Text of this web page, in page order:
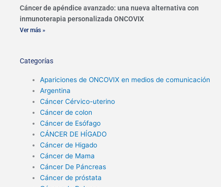
Cáncer de apéndice avanzado: una nueva alternativa con
inmunoterapia personalizada ONCOVIX
Ver más »
Categorías
Apariciones de ONCOVIX en medios de comunicación
Argentina
Cáncer Cérvico-uterino
Cáncer de colon
Cáncer de Esófago
CÁNCER DE HÍGADO
Cáncer de Higado
Cáncer de Mama
Cáncer De Páncreas
Cáncer de próstata